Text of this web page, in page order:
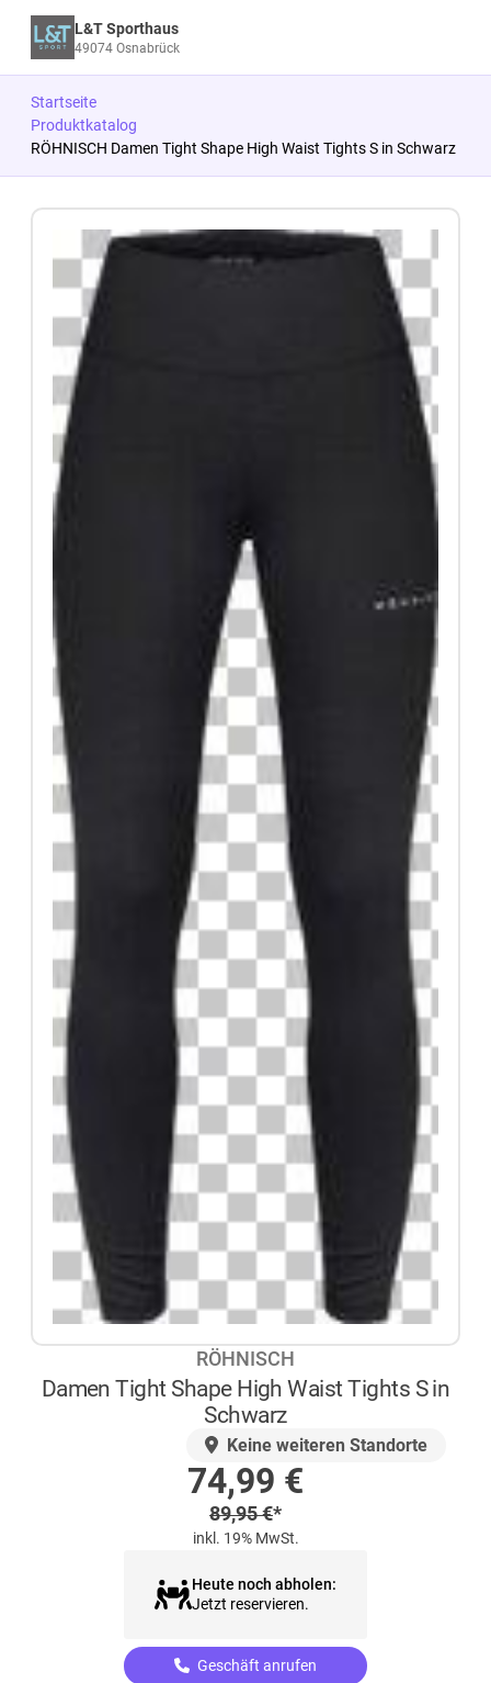
L&T Sporthaus
49074 Osnabrück
Startseite
Produktkatalog
RÖHNISCH Damen Tight Shape High Waist Tights S in Schwarz
RÖHNISCH
Damen Tight Shape High Waist Tights S in
Schwarz
Keine weiteren Standorte
Sonderpreis
74,99 €
Regulärer Preis
89,95€*
inkl. 19% MwSt.
Heute noch abholen:
Jetzt reservieren.
Geschäft anrufen